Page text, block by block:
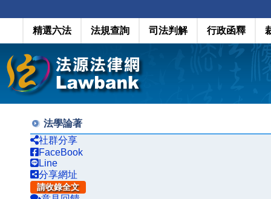
精選六法 法規查詢 司法判解 行政函釋
法學論著
社群分享
FaceBook
Line
分享網址
請收錄全文